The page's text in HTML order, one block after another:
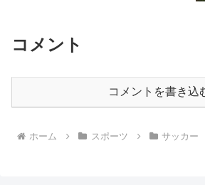
コメント
コメントを書き込
ホーム スポーツ サッカー